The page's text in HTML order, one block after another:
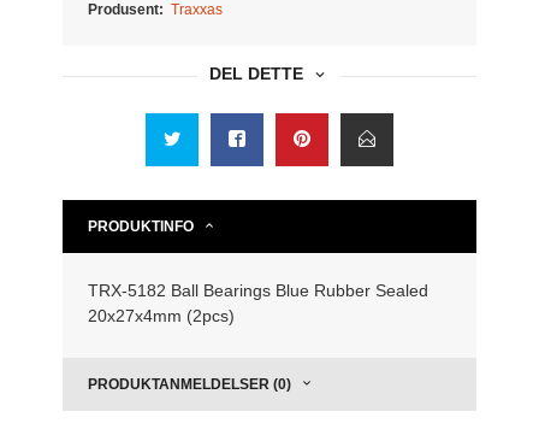
Produsent: Traxxas
DEL DETTE
PRODUKTINFO
TRX-5182 Ball Bearings Blue Rubber Sealed
20x27x4mm (2pcs)
PRODUKTANMELDELSER (0)